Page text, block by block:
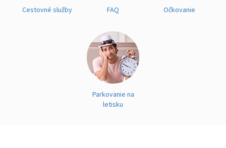
Cestovné služby FAQ Očkovanie
Parkovanie na
letisku